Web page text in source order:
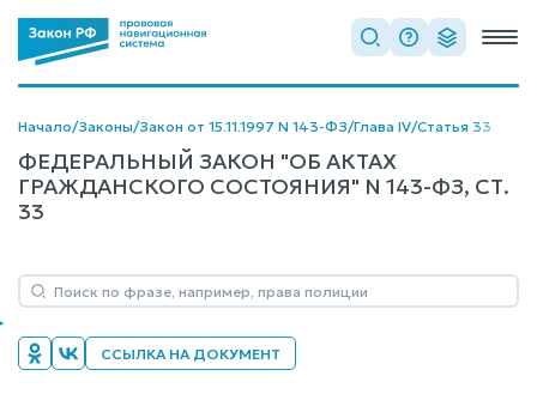
Начало/Законы/Закон от 15.11.1997 N 143-ФЗ/Глава IV/Статья 33
ФЕДЕРАЛЬНЫЙ ЗАКОН "ОБ АКТАХ
ГРАЖДАНСКОГО СОСТОЯНИЯ" N 143-ФЗ, СТ.
33
ССЫЛКА НА ДОКУМЕНТ